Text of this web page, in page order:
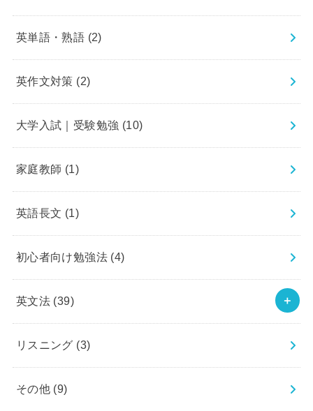
英単語・熟語 (2)
英作文対策 (2)
大学入試｜受験勉強 (10)
家庭教師 (1)
英語長文 (1)
初心者向け勉強法 (4)
英文法 (39)
リスニング (3)
その他 (9)